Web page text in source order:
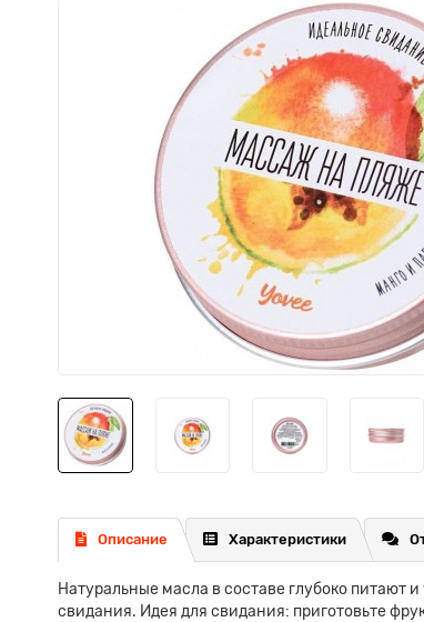
Описание Характеристики
Натуральные масла в составе глубоко
свидания. Идея для свидания: приготовьте